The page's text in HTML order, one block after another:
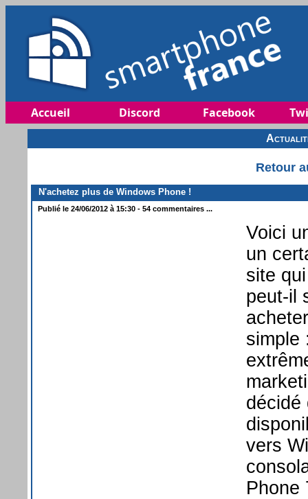
Accueil Discord Facebook
Retour
N'achetez plus de Windows Phone !
Publié le 24/06/2012 à 15:30 - 54 commentaires ...
Voici
un
site
peut-il
simple
décidé
vers
Phone